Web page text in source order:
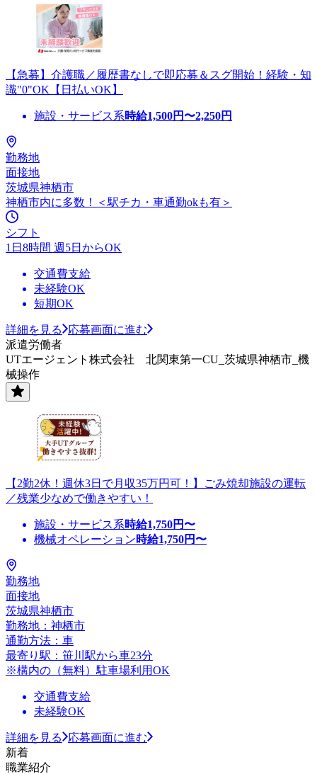
【急募】介護職／履歴書なしで即応募＆スグ開始！経験・知
識"0"OK【日払いOK】
施設・サービス系時給1,500円〜2,250円
勤務地
面接地
茨城県神栖市
神栖市内に多数！＜駅チカ・車通勤okも有＞
シフト
1日8時間 週5日からOK
交通費支給
未経験OK
短期OK
詳細を見る
応募画面に進む
派遣労働者
UTエージェント株式会社 北関東第一CU_茨城県神栖市_機
械操作
【2勤2休！週休3日で月収35万円可！】ごみ焼却施設の運転
／残業少なめで働きやすい！
施設・サービス系時給1,750円〜
機械オペレーション時給1,750円〜
勤務地
面接地
茨城県神栖市
勤務地：神栖市
通勤方法：車
最寄り駅：笹川駅から車23分
※構内の（無料）駐車場利用OK
交通費支給
未経験OK
詳細を見る
応募画面に進む
新着
職業紹介